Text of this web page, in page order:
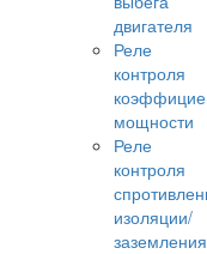
двигателя
Реле
контроля
мощности
Реле
контроля
изоляции/
заземления